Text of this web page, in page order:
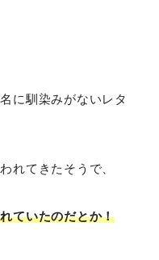
に馴染みがないレタ
れてきたそうで、
ていたのだとか！